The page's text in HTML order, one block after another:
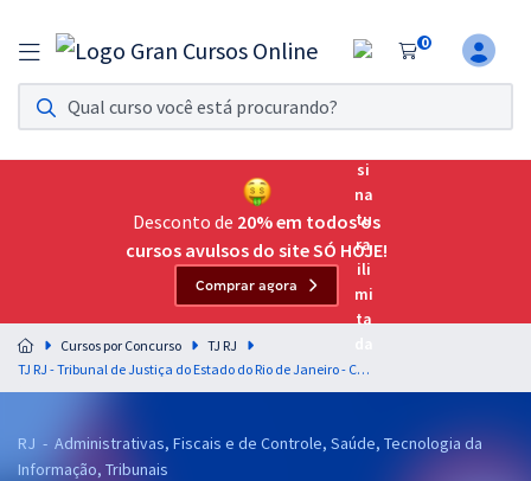
0
Assinatura Ilimitada 11
Acesso a todos os cursos. Teste grátis por 7 dias!
Assinatura OAB Até Passar
Acesso ilimitado a toda preparação para o Exame da
Residências Multiprofissionais
Preparação completa e intensiva para as principais
residências em saúde do Brasil
Assinatura Ilimitada
Desconto de 20% em todos os
cursos avulsos do site SÓ HOJE!
Comprar agora
Cursos por Concurso
TJ RJ
TJ RJ - Tribunal de Justiça do Estado do Rio de Janeiro - Conhecimentos Básicos para os Cargos de Analista Judiciário - Com e Sem Especialidade
RJ - Administrativas, Fiscais e de Controle, Saúde, Tecnologia da
Informação, Tribunais